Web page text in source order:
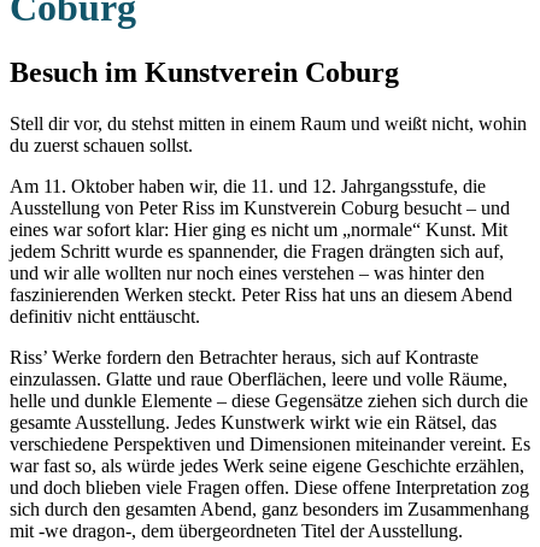
Besuch im Kunstverein Coburg
Stell dir vor, du stehst mitten in einem Raum und weißt nicht, wohin
du zuerst schauen sollst.
Am 11. Oktober haben wir, die 11. und 12. Jahrgangsstufe, die
Ausstellung von Peter Riss im Kunstverein Coburg besucht – und
eines war sofort klar: Hier ging es nicht um „normale“ Kunst. Mit
jedem Schritt wurde es spannender, die Fragen drängten sich auf,
und wir alle wollten nur noch eines verstehen – was hinter den
faszinierenden Werken steckt. Peter Riss hat uns an diesem Abend
definitiv nicht enttäuscht.
Riss’ Werke fordern den Betrachter heraus, sich auf Kontraste
einzulassen. Glatte und raue Oberflächen, leere und volle Räume,
helle und dunkle Elemente – diese Gegensätze ziehen sich durch die
gesamte Ausstellung. Jedes Kunstwerk wirkt wie ein Rätsel, das
verschiedene Perspektiven und Dimensionen miteinander vereint. Es
war fast so, als würde jedes Werk seine eigene Geschichte erzählen,
und doch blieben viele Fragen offen. Diese offene Interpretation zog
sich durch den gesamten Abend, ganz besonders im Zusammenhang
mit -we dragon-, dem übergeordneten Titel der Ausstellung.